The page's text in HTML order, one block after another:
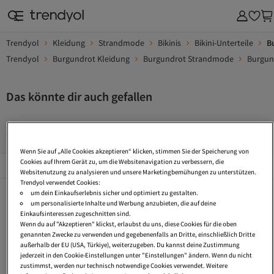
Trendyol Kleidung Strandmode Bikinis Bikini-Unterteile
Trendyol
Burgundrot Kleidung Burgundrot Strandmode
Das könnte dir auch gefallen
Beliebte Seiten Alles Sehen
Bikinihose Mit RüschenBikini Hose Lang
Schlange Bikini
Gerippt Bikini
Hohe Taille Bikini
Durchsichtige Bikini Hose
Bikini Hosen Große Größen String Bikini Hose
Triangel Bikinioberteil Tanga Bikini Hose
Strick Bikini
Wenn Sie auf „Alle Cookies akzeptieren“ klicken, stimmen Sie der Speicherung von
Cookies auf Ihrem Gerät zu, um die Websitenavigation zu verbessern, die
Websitenutzung zu analysieren und unsere Marketingbemühungen zu unterstützen.
Trendyol verwendet Cookies:
um dein Einkaufserlebnis sicher und optimiert zu gestalten.
um personalisierte Inhalte und Werbung anzubieten, die auf deine
Einkaufsinteressen zugeschnitten sind.
Wenn du auf "Akzeptieren" klickst, erlaubst du uns, diese Cookies für die oben
genannten Zwecke zu verwenden und gegebenenfalls an Dritte, einschließlich Dritte
außerhalb der EU (USA, Türkiye), weiterzugeben. Du kannst deine Zustimmung
jederzeit in den Cookie-Einstellungen unter "Einstellungen" ändern. Wenn du nicht
zustimmst, werden nur technisch notwendige Cookies verwendet. Weitere